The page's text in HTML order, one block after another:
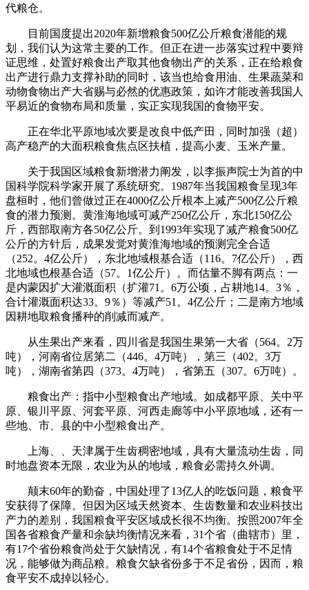
代粮仓。
目前国度提出2020年新增粮食500亿公斤粮食潜能的规
划，我们认为这常主要的工作。但正在进一步落实过程中要辩
证思维，处置好粮食出产取其他食物出产的关系，正在给粮食
出产进行鼎力支撑补助的同时，该当也给食用油、生果蔬菜和
动物食物出产大省赐与必然的优惠政策，如许才能改善我国人
平易近的食物布局和质量，实正实现我国的食物平安。
正在华北平原地域次要是改良中低产田，同时加强（超）
高产稳产的大面积粮食焦点区扶植，提高小麦、玉米产量。
关于我国区域粮食新增潜力阐发，以李振声院士为首的中
国科学院科学家开展了系统研究。1987年当我国粮食呈现3年
盘桓时，他们曾做过正在4000亿公斤根本上减产500亿公斤粮
食的潜力预测。黄淮海地域可减产250亿公斤，东北150亿公
斤，西部取南方各50亿公斤。到1993年实现了减产粮食500亿
公斤的方针后，成果发觉对黄淮海地域的预测完全合适
（252。4亿公斤），东北地域根基合适（116。7亿公斤），西
北地域也根基合适（57。1亿公斤）。而估量不脚有两点：一
是内蒙因扩大灌溉面积（扩灌71。6万公顷，占耕地14。3％，
合计灌溉面积达33。9％）等减产51。4亿公斤；二是南方地域
因耕地取粮食播种的削减而减产。
从生果出产来看，四川省是我国生果第一大省（564。2万
吨），河南省位居第二（446。4万吨），第三（402。3万
吨），湖南省第四（373。4万吨），省第五（307。6万吨）。
粮食出产：指中小型粮食出产地域。如成都平原、关中平
原、银川平原、河套平原、河西走廊等中小平原地域，还有一
些地、市、县的中小型粮食出产。
上海、、天津属于生齿稠密地域，具有大量流动生齿，同
时地盘资本无限，农业为从的地域，粮食必需持久外调。
颠末60年的勤奋，中国处理了13亿人的吃饭问题，粮食平
安获得了保障。但因为区域天然资本、生齿数量和农业科技出
产力的差别，我国粮食平安区域成长很不均衡。按照2007年全
国各省粮食产量和余缺均衡情况来看，31个省（曲辖市）里，
有17个省份粮食尚处于欠缺情况，有14个省粮食处于不足情
况，能够做为商品粮。粮食欠缺省份多于不足省份，因而，粮
食平安不成掉以轻心。